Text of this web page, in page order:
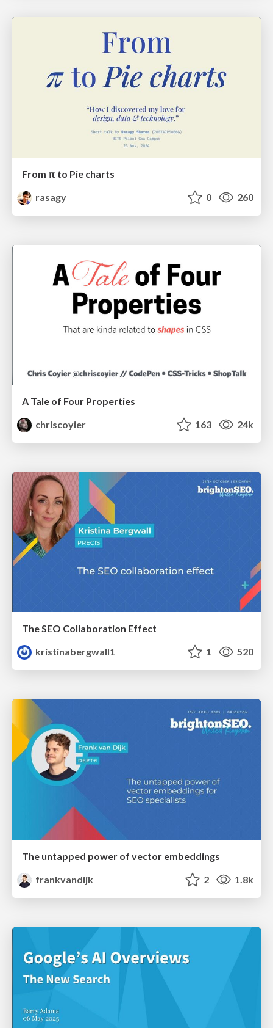
From π to Pie charts
rasagy
0 260
A Tale of Four Properties
chriscoyier
163 24k
The SEO Collaboration Effect
kristinabergwall1
1 520
The untapped power of vector embeddings
frankvandijk
2 1.8k